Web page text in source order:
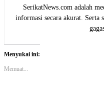
SerikatNews.com adalah
informasi secara akurat. Serta
Menyukai ini:
Memuat...